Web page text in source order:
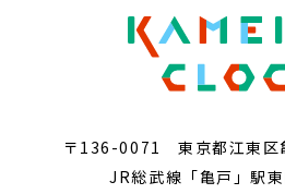
〒136-0071 東京都江東区
JR総武線「亀戸」駅